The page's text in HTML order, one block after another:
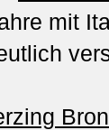
mit